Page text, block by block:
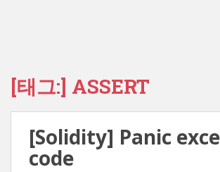
[태그:] ASSERT
[Solidity] Panic
code